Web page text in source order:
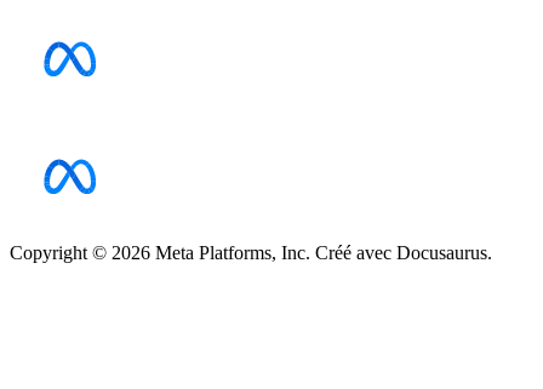
Copyright © 2026 Meta Platforms, Inc. Créé avec Docusaurus.